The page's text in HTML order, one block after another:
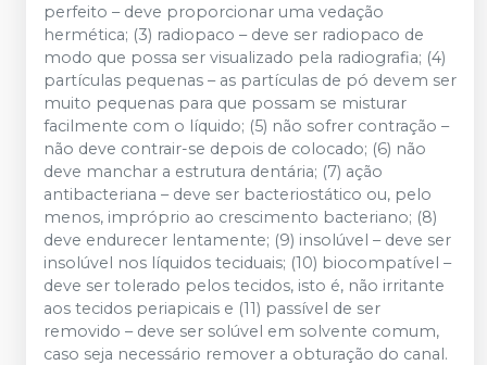
perfeito – deve proporcionar uma vedação
hermética; (3) radiopaco – deve ser radiopaco de
modo que possa ser visualizado pela radiografia; (4)
partículas pequenas – as partículas de pó devem ser
muito pequenas para que possam se misturar
facilmente com o líquido; (5) não sofrer contração –
não deve contrair-se depois de colocado; (6) não
deve manchar a estrutura dentária; (7) ação
antibacteriana – deve ser bacteriostático ou, pelo
menos, impróprio ao crescimento bacteriano; (8)
deve endurecer lentamente; (9) insolúvel – deve ser
insolúvel nos líquidos teciduais; (10) biocompatível –
deve ser tolerado pelos tecidos, isto é, não irritante
aos tecidos periapicais e (11) passível de ser
removido – deve ser solúvel em solvente comum,
caso seja necessário remover a obturação do canal.